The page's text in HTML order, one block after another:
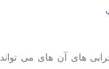
های آن های می تواند